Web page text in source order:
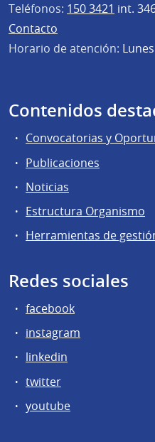
Teléfonos: 150 3421 int.
Contacto
Horario de atención:
Contenidos
Convocatorias y
Publicaciones
Noticias
Estructura Organismo
Herramientas de
Redes sociales
facebook
instagram
linkedin
twitter
youtube